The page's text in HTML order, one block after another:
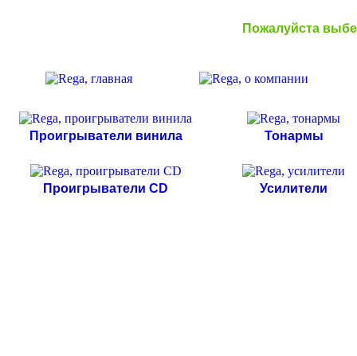
Пожалуйста
Проигрыватели винила Тонармы
Проигрыватели CD Усилители